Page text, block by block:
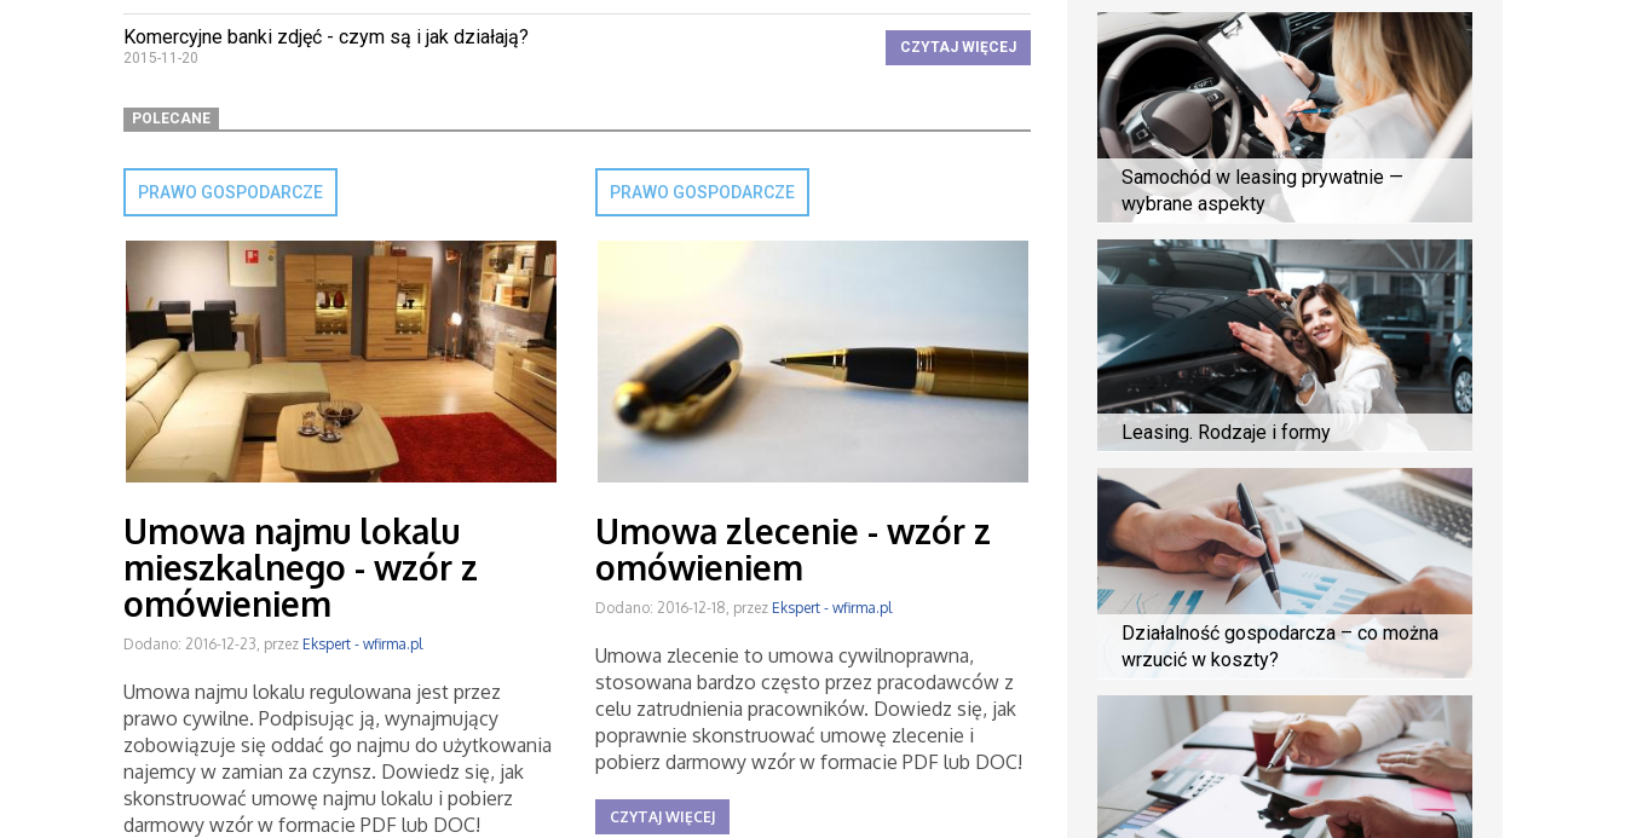
Komercyjne banki zdjęć - czym są i jak działają?
2015-11-20
CZYTAJ WIĘCEJ
POLECANE
PRAWO GOSPODARCZE
Umowa najmu lokalu
mieszkalnego - wzór z
omówieniem
Dodano: 2016-12-23, przez Ekspert - wfirma.pl
Umowa najmu lokalu regulowana jest przez
prawo cywilne. Podpisując ją, wynajmujący
zobowiązuje się oddać go najmu do użytkowania
najemcy w zamian za czynsz. Dowiedz się, jak
skonstruować umowę najmu lokalu i pobierz
darmowy wzór w formacie PDF lub DOC!
PRAWO GOSPODARCZE
Umowa zlecenie - wzór z
omówieniem
Dodano: 2016-12-18, przez Ekspert - wfirma.pl
Umowa zlecenie to umowa cywilnoprawna,
stosowana bardzo często przez pracodawców z
celu zatrudnienia pracowników. Dowiedz się, jak
poprawnie skonstruować umowę zlecenie i
pobierz darmowy wzór w formacie PDF lub DOC!
CZYTAJ WIĘCEJ
Samochód w leasing prywatnie —
wybrane aspekty
Leasing. Rodzaje i formy
Działalność gospodarcza – co można
wrzucić w koszty?